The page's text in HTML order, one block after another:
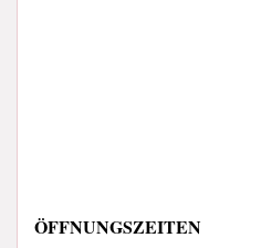
ÖFFNUNGSZEITEN